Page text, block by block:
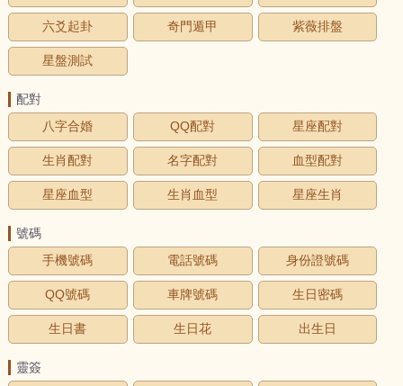
六爻起卦 奇門遁甲 紫薇排盤
星盤測試
配對
八字合婚
QQ配對 星座配對
生肖配對 名字配對 血型配對
星座血型 生肖血型 星座生肖
號碼
手機號碼
電話號碼 身份證號碼
QQ號碼 車牌號碼 生日密碼
生日書 生日花 出生日
靈簽